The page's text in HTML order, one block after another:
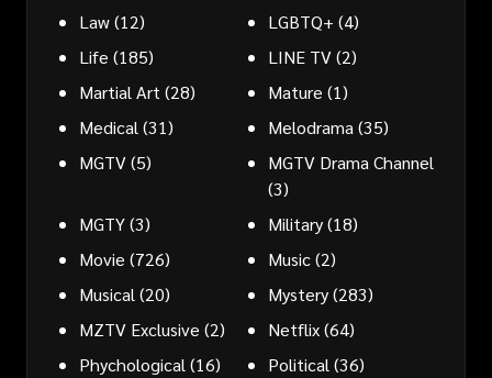
Law(12) LGBTQ+ (4)
Life (185) LINE TV(2)
Martial Art(28) Mature (1)
Medical(31) Melodrama(35)
MGTV(5)
MGTV Drama Channel
(3)
MGTY(3) Military(18)
Movie (726) Music(2)
Musical(20) Mystery(283)
MZTV Exclusive (2) Netflix(64)
Phychological(16) Political(36)